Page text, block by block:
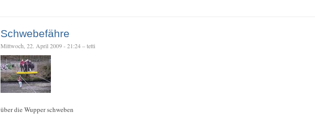
Schwebefähre
Mittwoch, 22. April 2009 - 21:24 – tetti
über die Wupper schweben